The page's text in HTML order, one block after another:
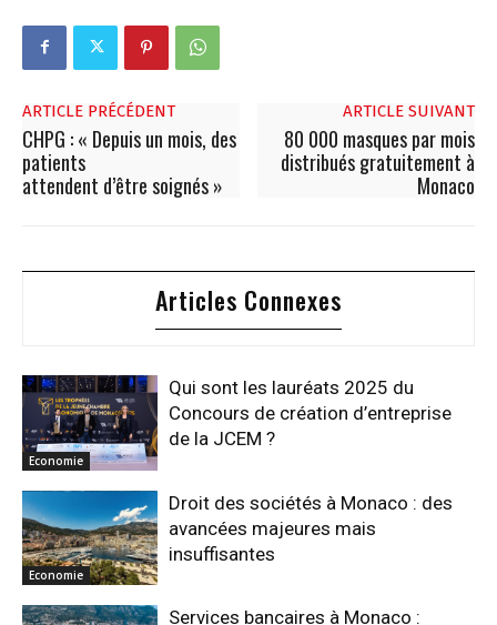
ARTICLE PRÉCÉDENT
CHPG : « Depuis un mois, des
patients
attendent d’être soignés »
ARTICLE SUIVANT
80 000 masques par mois
distribués gratuitement à
Monaco
Articles Connexes
Economie
Qui sont les lauréats 2025 du
Concours de création d’entreprise
de la JCEM ?
Economie
Droit des sociétés à Monaco : des
avancées majeures mais
insuffisantes
Services bancaires à Monaco :